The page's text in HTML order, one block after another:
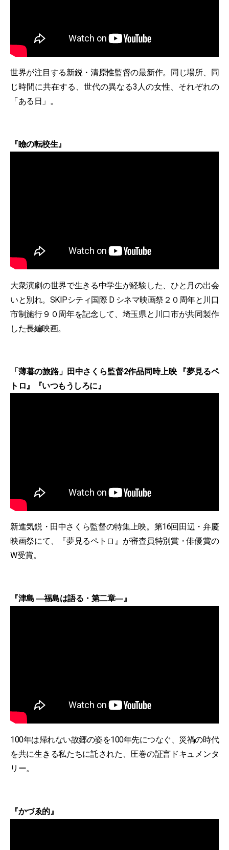
世界が注目する新鋭・清原惟監督の最新作。同じ場所、同
じ時間に共在する、世代の異なる3人の女性、それぞれの
「ある日」。
『瞼の転校生』
大衆演劇の世界で生きる中学生が経験した、ひと月の出会
いと別れ。SKIPシティ国際 D シネマ映画祭２０周年と川⼝
市制施⾏９０周年を記念して、埼⽟県と川⼝市が共同製作
した⻑編映画。
「薄暮の旅路」田中さくら監督2作品同時上映 『夢見るペ
トロ』『いつもうしろに』
新進気鋭・田中さくら監督の特集上映。第16回田辺・弁慶
映画祭にて、『夢見るペトロ』が審査員特別賞・俳優賞の
W受賞。
『津島 ―福島は語る・第二章―』
100年は帰れない故郷の姿を100年先につなぐ、災禍の時代
を共に生きる私たちに託された、圧巻の証言ドキュメンタ
リー。
『かづゑ的』